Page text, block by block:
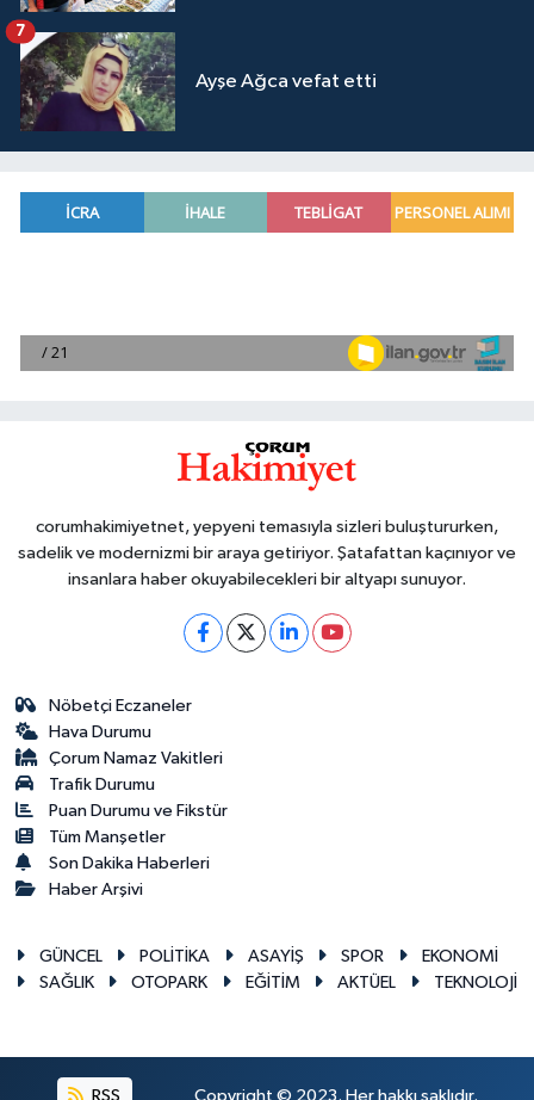
Ayşe Ağca vefat etti
7
corumhakimiyetnet, yepyeni temasıyla sizleri buluştururken,
sadelik ve modernizmi bir araya getiriyor. Şatafattan kaçınıyor ve
insanlara haber okuyabilecekleri bir altyapı sunuyor.
Nöbetçi Eczaneler
Hava Durumu
Çorum Namaz Vakitleri
Trafik Durumu
Puan Durumu ve Fikstür
Tüm Manşetler
Son Dakika Haberleri
Haber Arşivi
GÜNCEL POLİTİKA ASAYİŞ SPOR
EKONOMİ
SAĞLIK
OTOPARK EĞİTİM AKTÜEL TEKNOLOJİ
RSS Copyright © 2023. Her hakkı saklıdır.